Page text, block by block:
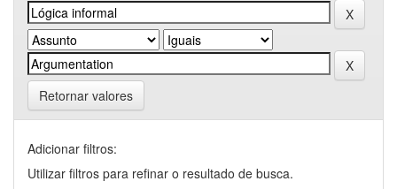
Retornar valores
Adicionar filtros:
Utilizar filtros para refinar o resultado de busca.